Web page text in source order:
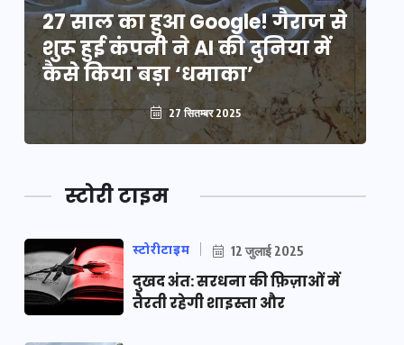
27 साल का हुआ Google! गैराज से
शुरू हुई कंपनी ने AI की दुनिया में
कैसे किया बड़ा ‘धमाका’
27 सितम्बर 2025
स्टोरी टाइम
स्टोरीटाइम 12 जुलाई 2025
दुखद अंत: सरधना की फ़िज़ाओं में
तैरती रहेगी शाइस्ता और